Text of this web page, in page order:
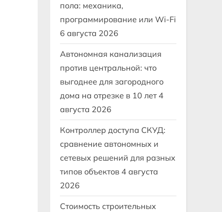
пола: механика,
программирование или Wi-Fi
6 августа 2026
Автономная канализация
против центральной: что
выгоднее для загородного
дома на отрезке в 10 лет 4
августа 2026
Контроллер доступа СКУД:
сравнение автономных и
сетевых решений для разных
типов объектов 4 августа
2026
Стоимость строительных